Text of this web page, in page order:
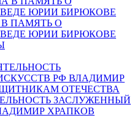
ПАМЯТЬ О
ЮРИИ БИРЮКОВЕ
ЗАСЛУЖЕННЫЙ
ХРАПКОВ